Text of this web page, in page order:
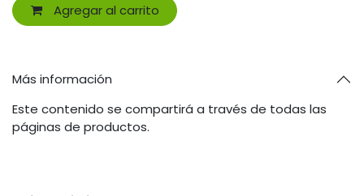
Agregar al carrito
Más información
Este contenido se compartirá a través de todas las
páginas de productos.